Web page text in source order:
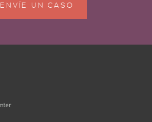
ENVÍE UN CASO